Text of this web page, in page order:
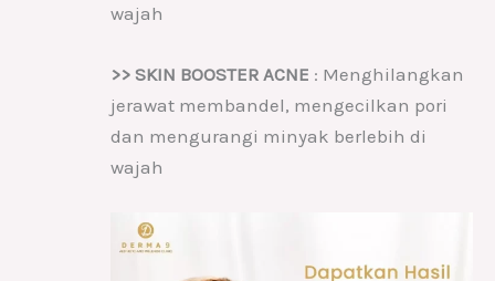
wajah
>> SKIN BOOSTER ACNE : Menghilangkan
jerawat membandel, mengecilkan pori
dan mengurangi minyak berlebih di
wajah